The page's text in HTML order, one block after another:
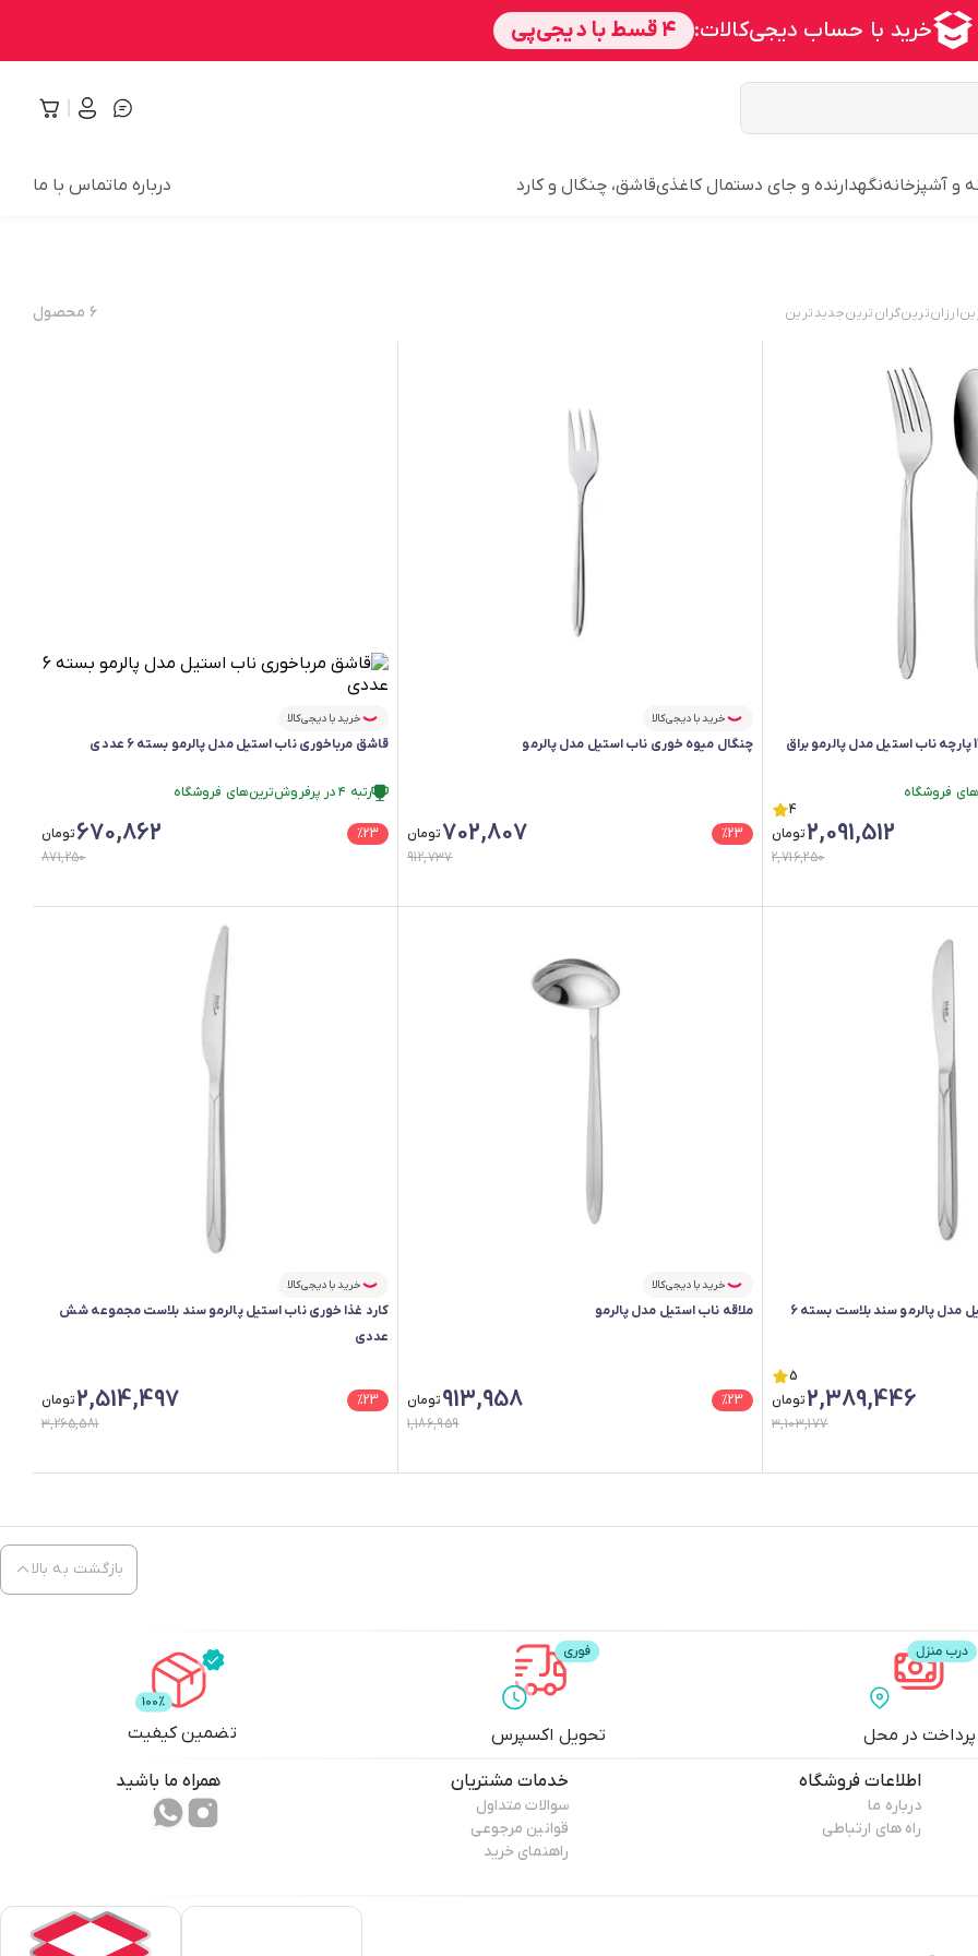
و آشپزخانهنگهدارنده و جای دستمال کاغذیقاشق، چنگال و کارد درباره ماتماس با ما
ارزان‌ترینگران‌ترینجدید‌ترین ۶ محصول
4
2,091,512تومان
2,716,250
خرید با دیجی‌کالا
چنگال میوه خوری ناب استیل مدل پالرمو
%23
702,807تومان
912,737
خرید با دیجی‌کالا
قاشق مرباخوری ناب استیل مدل پالرمو بسته 6 عددی
رتبه ۴ در پرفروش‌ترین‌های فروشگاه
%23
670,862تومان
871,250
کارد میوه خوری ناب استیل مدل پالرمو سند بلاست بسته 6
5
2,389,446تومان
3,103,177
خرید با دیجی‌کالا
ملاقه ناب استیل مدل پالرمو
%23
913,958تومان
1,186,959
خرید با دیجی‌کالا
کارد غذا خوری ناب استیل پالرمو سند بلاست مجموعه شش
عددی
%23
2,514,497تومان
3,265,581
بازگشت به بالا
پرداخت در محل تحویل اکسپرس تضمین کیفیت
اطلاعات فروشگاه
درباره ما
راه های ارتباطی
خدمات مشتریان
سوالات متداول
قوانین مرجوعی
راهنمای خرید
همراه ما باشید